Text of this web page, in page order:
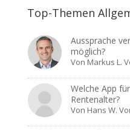
Top-Themen
Aussprache
möglich?
Von Markus L.
Welche App
Rentenalter?
Von Hans W.